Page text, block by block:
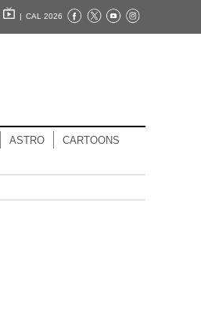
| CAL 2026
ASTRO CARTOONS